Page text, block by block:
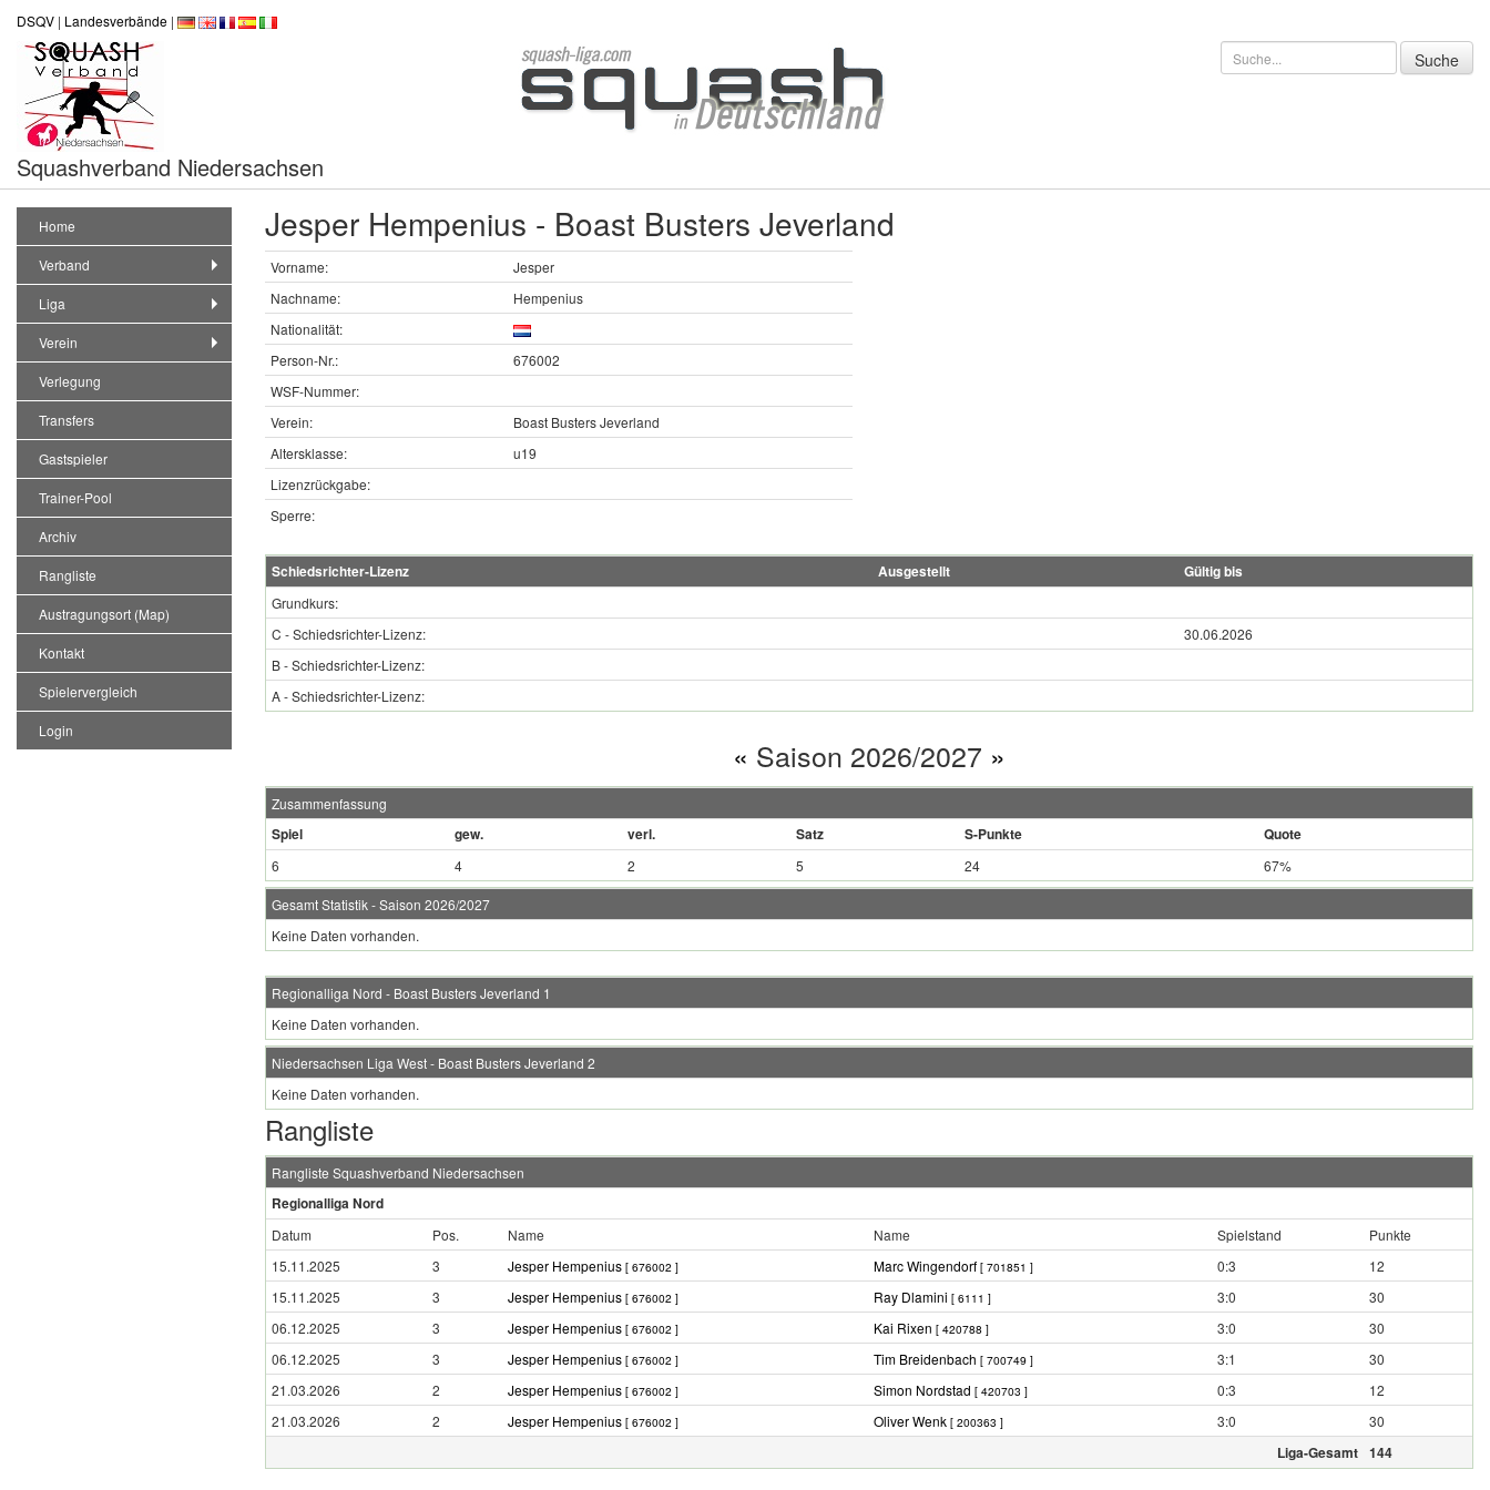
DSQV | Landesverbände |
Squashverband Niedersachsen
Home
Verband
Liga
Verein
Verlegung
Transfers
Gastspieler
Trainer-Pool
Archiv
Rangliste
Austragungsort (Map)
Kontakt
Spielervergleich
Login
Jesper Hempenius - Boast Busters Jeverland
Vorname:
Jesper
Nachname:
Hempenius
Nationalität:
Person-Nr.:
676002
WSF-Nummer:
Verein:
Boast Busters Jeverland
Altersklasse:
u19
Lizenzrückgabe:
Sperre:
Schiedsrichter-Lizenz Ausgestellt Gültig bis
Grundkurs:
C - Schiedsrichter-Lizenz:
30.06.2026
B - Schiedsrichter-Lizenz:
A - Schiedsrichter-Lizenz:
« Saison 2026/2027 »
Zusammenfassung
Spiel gew. verl. Satz S-Punkte Quote
6 4 2 5 24 67%
Gesamt Statistik - Saison 2026/2027
Keine Daten vorhanden.
Regionalliga Nord - Boast Busters Jeverland 1
Keine Daten vorhanden.
Niedersachsen Liga West - Boast Busters Jeverland 2
Keine Daten vorhanden.
Rangliste
Rangliste Squashverband Niedersachsen
Regionalliga Nord
Datum Pos. Name Name Spielstand
Punkte
15.11.2025
3 Jesper Hempenius [ 676002 ] Marc Wingendorf [ 701851 ] 0:3
12
15.11.2025
3 Jesper Hempenius [ 676002 ] Ray Dlamini [ 6111 ] 3:0
30
06.12.2025
3 Jesper Hempenius [ 676002 ] Kai Rixen [ 420788 ] 3:0
30
06.12.2025
3 Jesper Hempenius [ 676002 ] Tim Breidenbach [ 700749 ] 3:1
30
21.03.2026
2 Jesper Hempenius [ 676002 ] Simon Nordstad [ 420703 ] 0:3
12
21.03.2026
2 Jesper Hempenius [ 676002 ] Oliver Wenk [ 200363 ] 3:0 30
Liga-Gesamt 144